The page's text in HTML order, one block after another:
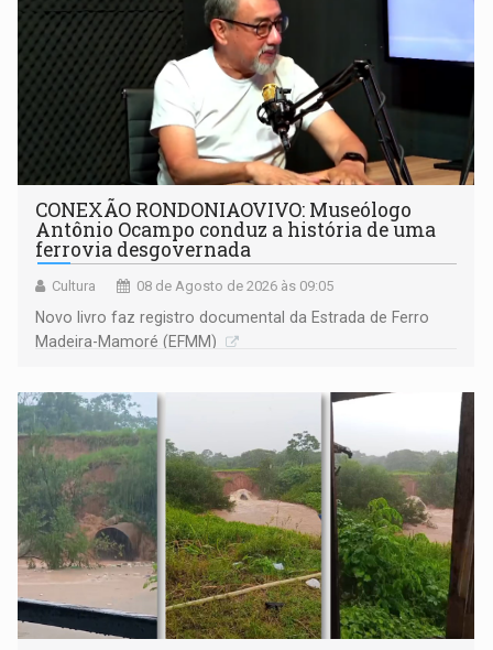
CONEXÃO RONDONIAOVIVO: Museólogo
Antônio Ocampo conduz a história de uma
ferrovia desgovernada
Cultura 08 de Agosto de 2026 às 09:05
Novo livro faz registro documental da Estrada de Ferro
Madeira-Mamoré (EFMM)